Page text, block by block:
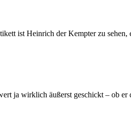
ist Heinrich der Kempter zu
ja wirklich äußerst geschickt – ob